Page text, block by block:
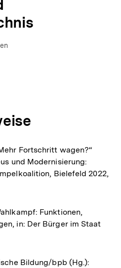
Fortschritt wagen?“
und Modernisierung:
Bielefeld 2022,
Funktionen,
in: Der Bürger im Staat
Bildung/bpb (Hg.):